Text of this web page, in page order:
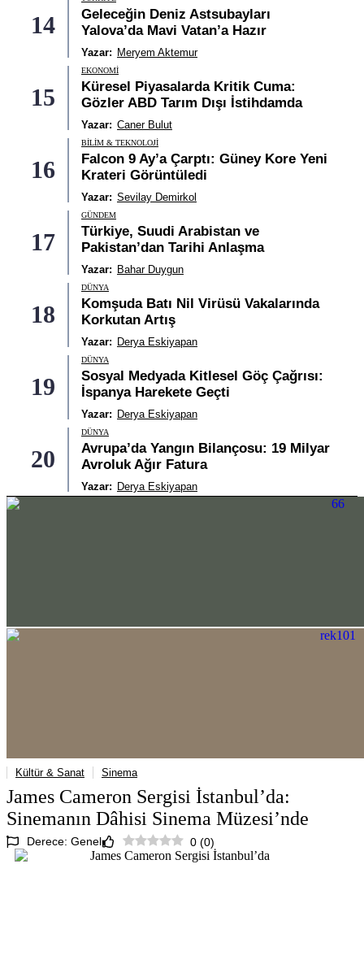
14
Geleceğin Deniz Astsubayları
Yalova’da Mavi Vatan’a Hazır
Yazar: Meryem Aktemur
15
EKONOMI
Küresel Piyasalarda Kritik Cuma:
Gözler ABD Tarım Dışı İstihdamda
Yazar: Caner Bulut
16
BILIM & TEKNOLOJI
Falcon 9 Ay’a Çarptı: Güney Kore Yeni
Krateri Görüntüledi
Yazar: Sevilay Demirkol
17
GÜNDEM
Türkiye, Suudi Arabistan ve
Pakistan’dan Tarihi Anlaşma
Yazar: Bahar Duygun
18
DÜNYA
Komşuda Batı Nil Virüsü Vakalarında
Korkutan Artış
Yazar: Derya Eskiyapan
19
DÜNYA
Sosyal Medyada Kitlesel Göç Çağrısı:
İspanya Harekete Geçti
Yazar: Derya Eskiyapan
20
DÜNYA
Avrupa’da Yangın Bilançosu: 19 Milyar
Avroluk Ağır Fatura
Yazar: Derya Eskiyapan
Kültür & Sanat Sinema
James Cameron Sergisi İstanbul’da:
Sinemanın Dâhisi Sinema Müzesi’nde
Derece: Genel 0 (0)